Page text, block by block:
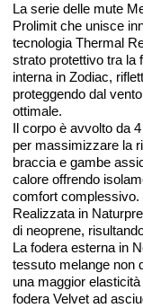
La serie delle mute
Prolimit che unisce
tecnologia Thermal
strato protettivo tra la
interna in Zodiac,
proteggendo dal
ottimale.
Il corpo è avvolto da
per massimizzare la
braccia e gambe
calore offrendo
comfort complessivo.
Realizzata in
di neoprene,
La fodera esterna in
tessuto melange non
una maggior
fodera Velvet ad